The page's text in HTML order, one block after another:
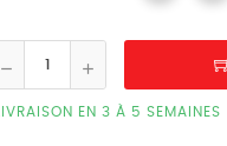
LIVRAISON EN 3 À 5 SEMAINES